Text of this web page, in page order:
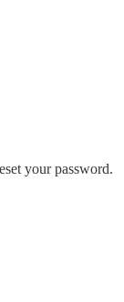
your password.